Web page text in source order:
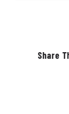
Share